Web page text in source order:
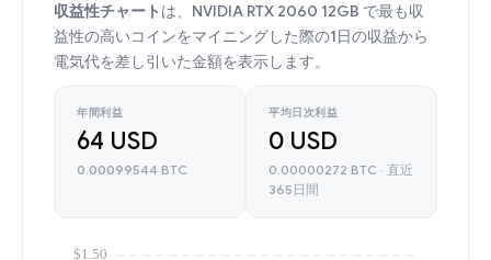
収益性チャート は、NVIDIA RTX 2060 12GB で最も収
益性の高いコインをマイニングした際の1日の収益から
電気代を差し引いた金額を表示します。
年間利益
64 USD
0.00099544 BTC
平均日次利益
0 USD
0.00000272 BTC · 直近
365日間